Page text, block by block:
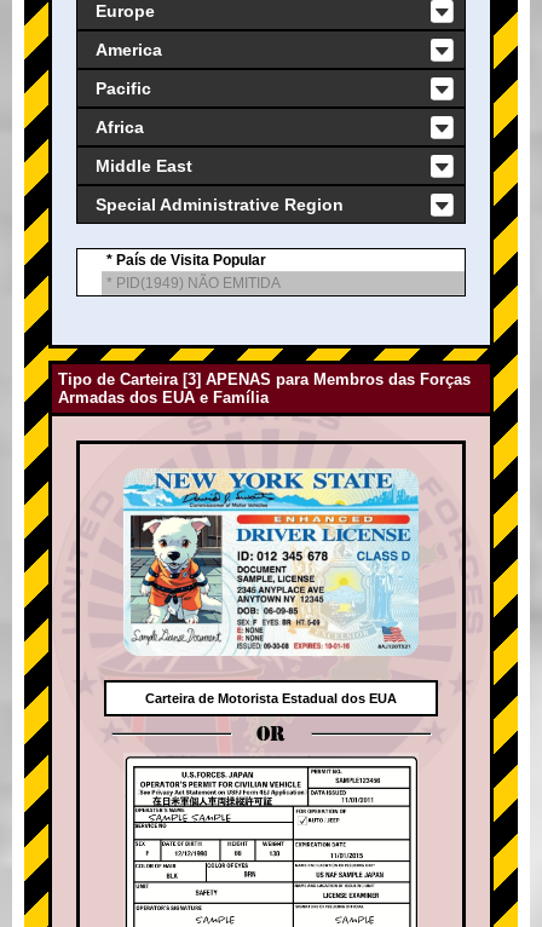
Europe
America
Pacific
Africa
Middle East
Special Administrative Region
* País de Visita Popular
* PID(1949) NÃO EMITIDA
Tipo de Carteira [3] APENAS para Membros das Forças
Armadas dos EUA e Família
Carteira de Motorista Estadual dos EUA
OR